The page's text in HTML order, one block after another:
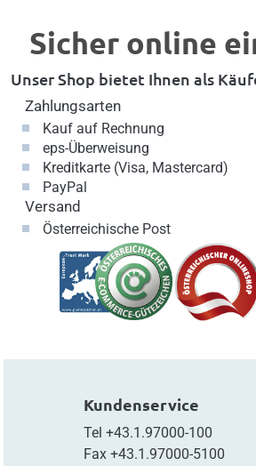
Sicher online
Unser Shop bietet Ihnen als
Zahlungsarten
Kauf auf Rechnung
eps-Überweisung
Kreditkarte (Visa, Mastercard)
PayPal
Versand
Österreichische Post
Kundenservice
Tel +43.1.97000-100
Fax +43.1.97000-5100